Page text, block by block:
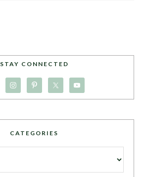
STAY CONNECTED
CATEGORIES